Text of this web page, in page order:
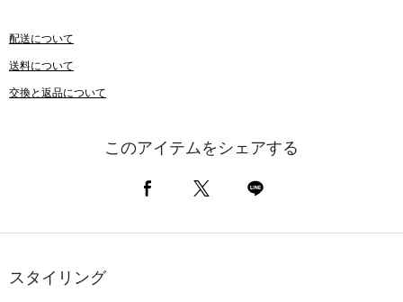
配送について
送料について
交換と返品について
このアイテムをシェアする
スタイリング